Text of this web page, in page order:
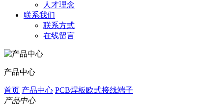
人才理念
联系我们
联系方式
在线留言
产品中心
首页 产品中心 PCB焊板欧式接线端子
产品中心